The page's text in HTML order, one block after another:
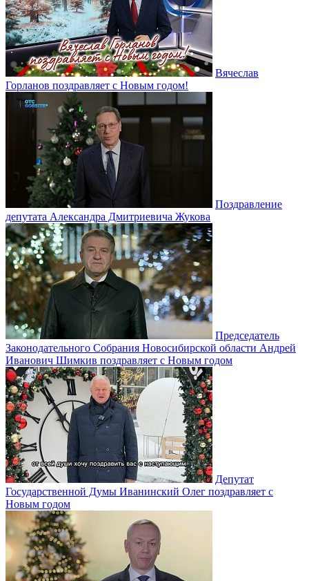
Вячеслав
Горланов поздравляет с Новым годом!
Поздравление
депутата Александра Дмитриевича Жукова
Председатель
Законодательного Собрания Новосибирской области Андрей
Иванович Шимкив поздравляет с Новым годом
Депутат
Государственной Думы Иванинский Олег поздравляет с
Новым годом